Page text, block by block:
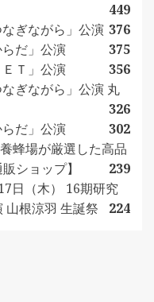
449
ぎながら」公演 376
だ」公演
375
Ｔ」公演
356
ぎながら」公演 丸
326
だ」公演
302
蜂場が厳選した高品
ショップ】
239
日（木） 16期研究
山根涼羽 生誕祭
224